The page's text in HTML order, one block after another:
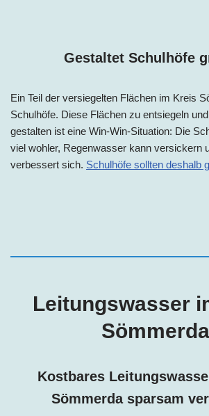
Gestaltet Schulhöfe
Ein Teil der versiegelten Flächen im Kreis
Schulhöfe. Diese Flächen zu entsiegeln
gestalten ist eine Win-Win-Situation: Die
viel wohler, Regenwasser kann versickern
verbessert sich. Schulhöfe sollten deshalb
Leitungswasser
Sömmerda
Kostbares
Sömmerda sparsam